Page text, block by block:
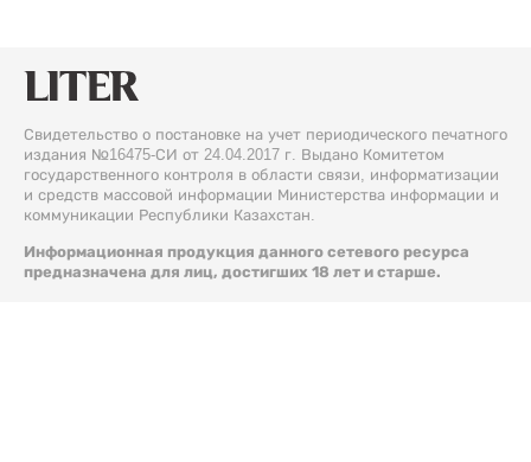
Свидетельство о постановке на учет периодического печатного
издания №16475-СИ от 24.04.2017 г. Выдано Комитетом
государственного контроля в области связи, информатизации
и средств массовой информации Министерства информации и
коммуникации Республики Казахстан.
Информационная продукция данного сетевого ресурса
предназначена для лиц, достигших 18 лет и старше.